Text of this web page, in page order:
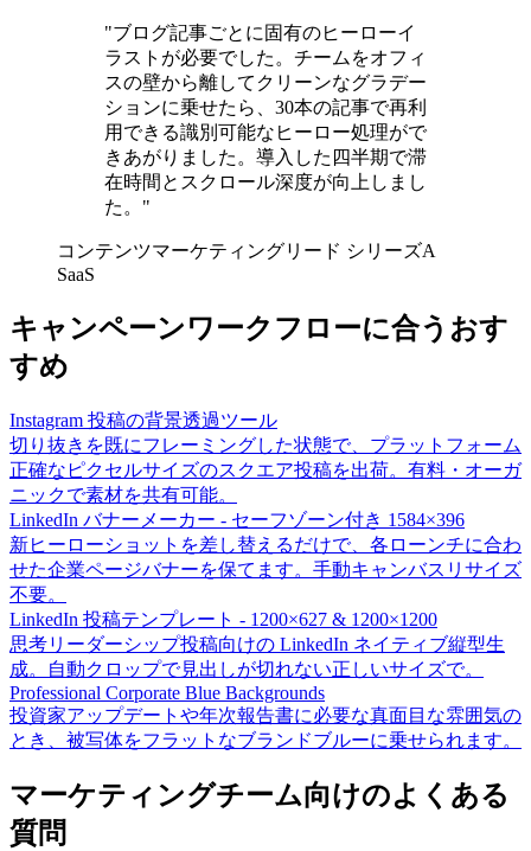
"ブログ記事ごとに固有のヒーローイ
ラストが必要でした。チームをオフィ
スの壁から離してクリーンなグラデー
ションに乗せたら、30本の記事で再利
用できる識別可能なヒーロー処理がで
きあがりました。導入した四半期で滞
在時間とスクロール深度が向上しまし
た。"
コンテンツマーケティングリード シリーズA
SaaS
キャンペーンワークフローに合うおす
すめ
Instagram 投稿の背景透過ツール
切り抜きを既にフレーミングした状態で、プラットフォーム
正確なピクセルサイズのスクエア投稿を出荷。有料・オーガ
ニックで素材を共有可能。
LinkedIn バナーメーカー - セーフゾーン付き 1584×396
新ヒーローショットを差し替えるだけで、各ローンチに合わ
せた企業ページバナーを保てます。手動キャンバスリサイズ
不要。
LinkedIn 投稿テンプレート - 1200×627 & 1200×1200
思考リーダーシップ投稿向けの LinkedIn ネイティブ縦型生
成。自動クロップで見出しが切れない正しいサイズで。
Professional Corporate Blue Backgrounds
投資家アップデートや年次報告書に必要な真面目な雰囲気の
とき、被写体をフラットなブランドブルーに乗せられます。
マーケティングチーム向けのよくある
質問